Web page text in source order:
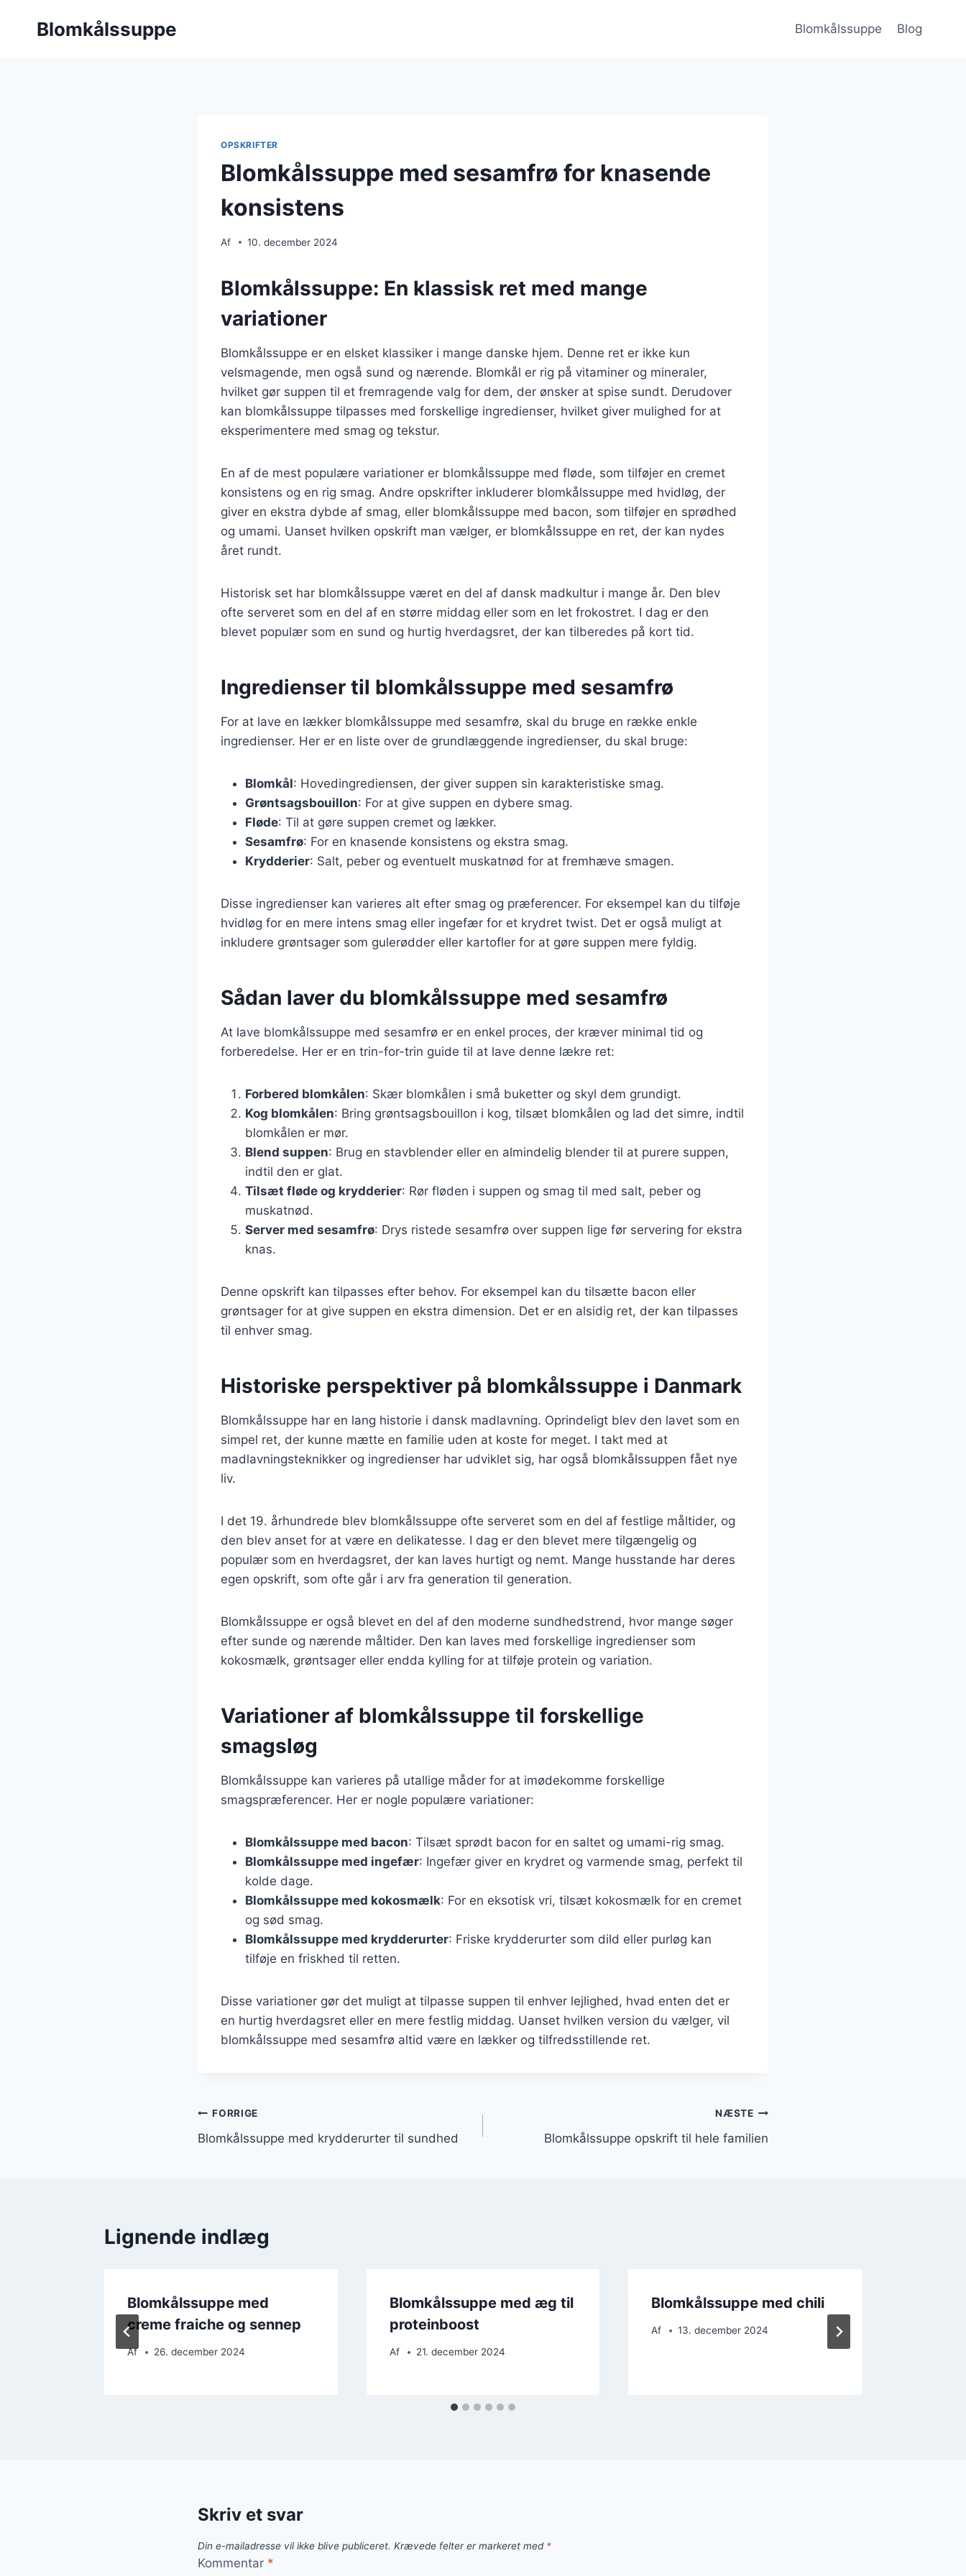
Blomkålssuppe Blomkålssuppe Blog
OPSKRIFTER
Blomkålssuppe med sesamfrø for knasende
konsistens
Af 10. december 2024
Blomkålssuppe: En klassisk ret med mange
variationer
Blomkålssuppe er en elsket klassiker i mange danske hjem. Denne ret er ikke kun
velsmagende, men også sund og nærende. Blomkål er rig på vitaminer og mineraler,
hvilket gør suppen til et fremragende valg for dem, der ønsker at spise sundt. Derudover
kan blomkålssuppe tilpasses med forskellige ingredienser, hvilket giver mulighed for at
eksperimentere med smag og tekstur.
En af de mest populære variationer er blomkålssuppe med fløde, som tilføjer en cremet
konsistens og en rig smag. Andre opskrifter inkluderer blomkålssuppe med hvidløg, der
giver en ekstra dybde af smag, eller blomkålssuppe med bacon, som tilføjer en sprødhed
og umami. Uanset hvilken opskrift man vælger, er blomkålssuppe en ret, der kan nydes
året rundt.
Historisk set har blomkålssuppe været en del af dansk madkultur i mange år. Den blev
ofte serveret som en del af en større middag eller som en let frokostret. I dag er den
blevet populær som en sund og hurtig hverdagsret, der kan tilberedes på kort tid.
Ingredienser til blomkålssuppe med sesamfrø
For at lave en lækker blomkålssuppe med sesamfrø, skal du bruge en række enkle
ingredienser. Her er en liste over de grundlæggende ingredienser, du skal bruge:
Blomkål: Hovedingrediensen, der giver suppen sin karakteristiske smag.
Grøntsagsbouillon: For at give suppen en dybere smag.
Fløde: Til at gøre suppen cremet og lækker.
Sesamfrø: For en knasende konsistens og ekstra smag.
Krydderier: Salt, peber og eventuelt muskatnød for at fremhæve smagen.
Disse ingredienser kan varieres alt efter smag og præferencer. For eksempel kan du tilføje
hvidløg for en mere intens smag eller ingefær for et krydret twist. Det er også muligt at
inkludere grøntsager som gulerødder eller kartofler for at gøre suppen mere fyldig.
Sådan laver du blomkålssuppe med sesamfrø
At lave blomkålssuppe med sesamfrø er en enkel proces, der kræver minimal tid og
forberedelse. Her er en trin-for-trin guide til at lave denne lækre ret:
Forbered blomkålen: Skær blomkålen i små buketter og skyl dem grundigt.
Kog blomkålen: Bring grøntsagsbouillon i kog, tilsæt blomkålen og lad det simre, indtil
blomkålen er mør.
Blend suppen: Brug en stavblender eller en almindelig blender til at purere suppen,
indtil den er glat.
Tilsæt fløde og krydderier: Rør fløden i suppen og smag til med salt, peber og
muskatnød.
Server med sesamfrø: Drys ristede sesamfrø over suppen lige før servering for ekstra
knas.
Denne opskrift kan tilpasses efter behov. For eksempel kan du tilsætte bacon eller
grøntsager for at give suppen en ekstra dimension. Det er en alsidig ret, der kan tilpasses
til enhver smag.
Historiske perspektiver på blomkålssuppe i Danmark
Blomkålssuppe har en lang historie i dansk madlavning. Oprindeligt blev den lavet som en
simpel ret, der kunne mætte en familie uden at koste for meget. I takt med at
madlavningsteknikker og ingredienser har udviklet sig, har også blomkålssuppen fået nye
liv.
I det 19. århundrede blev blomkålssuppe ofte serveret som en del af festlige måltider, og
den blev anset for at være en delikatesse. I dag er den blevet mere tilgængelig og
populær som en hverdagsret, der kan laves hurtigt og nemt. Mange husstande har deres
egen opskrift, som ofte går i arv fra generation til generation.
Blomkålssuppe er også blevet en del af den moderne sundhedstrend, hvor mange søger
efter sunde og nærende måltider. Den kan laves med forskellige ingredienser som
kokosmælk, grøntsager eller endda kylling for at tilføje protein og variation.
Variationer af blomkålssuppe til forskellige
smagsløg
Blomkålssuppe kan varieres på utallige måder for at imødekomme forskellige
smagspræferencer. Her er nogle populære variationer:
Blomkålssuppe med bacon: Tilsæt sprødt bacon for en saltet og umami-rig smag.
Blomkålssuppe med ingefær: Ingefær giver en krydret og varmende smag, perfekt til
kolde dage.
Blomkålssuppe med kokosmælk: For en eksotisk vri, tilsæt kokosmælk for en cremet
og sød smag.
Blomkålssuppe med krydderurter: Friske krydderurter som dild eller purløg kan
tilføje en friskhed til retten.
Disse variationer gør det muligt at tilpasse suppen til enhver lejlighed, hvad enten det er
en hurtig hverdagsret eller en mere festlig middag. Uanset hvilken version du vælger, vil
blomkålssuppe med sesamfrø altid være en lækker og tilfredsstillende ret.
Indlægsnavigation
FORRIGE
Blomkålssuppe med krydderurter til sundhed
NÆSTE
Blomkålssuppe opskrift til hele familien
Lignende indlæg
Blomkålssuppe med
creme fraiche og sennep
Af 26. december 2024
Blomkålssuppe med æg til
proteinboost
Af 21. december 2024
Blomkålssuppe med chili
Af 13. december 2024
Skriv et svar
Din e-mailadresse vil ikke blive publiceret. Krævede felter er markeret med *
Kommentar *